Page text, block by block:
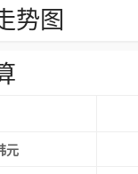
势图
元